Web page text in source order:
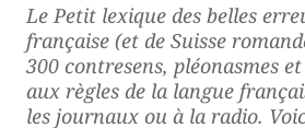
LePetit lexique des belles
française (et de Suisse
300 contresens, pléonasmes
aux règles de la langue
les journaux ou à la radio.